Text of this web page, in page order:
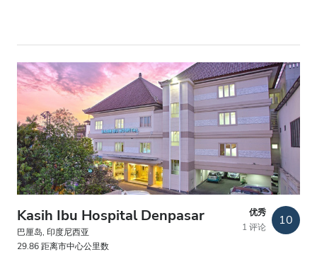
接收
HIV患者
乙型肝炎患者
丙型肝炎患者
GHIC
Kasih Ibu Hospital Denpasar
巴厘岛, 印度尼西亚
29.86 距离市中心公里数
优秀
1 评论
10